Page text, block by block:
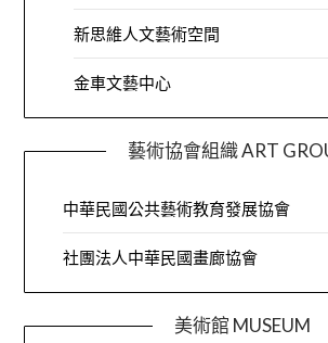
新思維人文藝術空間
金車文藝中心
藝術協會組織 ART
中華民國公共藝術教育發展協會
社團法人中華民國畫廊協會
美術館 MUSEUM